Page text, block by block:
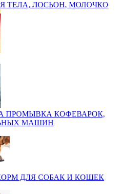
ТЕЛА, ЛОСЬОН, МОЛОЧКО
ПРОМЫВКА КОФЕВАРОК,
МАШИН
ДЛЯ СОБАК И КОШЕК